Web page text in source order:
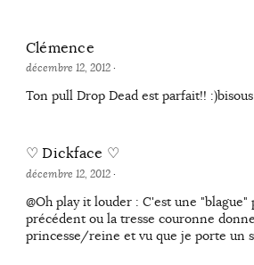
Clémence
décembre 12, 2012·
Ton pull Drop Dead est parfait!! :)bisous
♡ Dickface ♡
décembre 12, 2012·
@Oh play it louder : C'est une
précédent ou la tresse couronne
princesse/reine et vu que je porte un